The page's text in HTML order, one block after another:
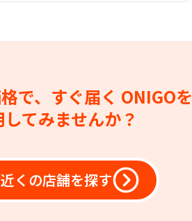
で、すぐ届く ONIGOを
してみませんか？
くの店舗を探す